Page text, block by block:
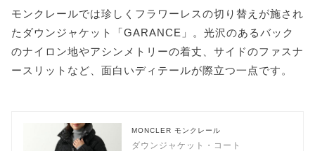
モンクレールでは珍しくフラワーレスの切り替えが施され
たダウンジャケット「GARANCE」。光沢のあるバック
のナイロン地やアシンメトリーの着丈、サイドのファスナ
ースリットなど、面白いディテールが際立つ一点です。
MONCLER モンクレール
ダウンジャケット・コート